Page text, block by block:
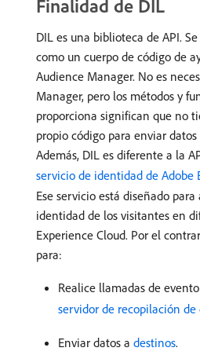
Finalidad de DIL
DIL es una biblioteca de API.
como un cuerpo de código de
Audience Manager. No es
Manager, pero los métodos y
proporciona significan que no
propio código para enviar
Además, DIL es diferente a la
servicio de identidad de Adobe
Ese servicio está diseñado
identidad de los visitantes en
Experience Cloud. Por el
para:
Realice llamadas de
servidor de recopilación de
Enviar datos a destinos.